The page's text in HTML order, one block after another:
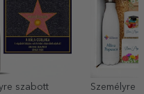
szabott
Személyre